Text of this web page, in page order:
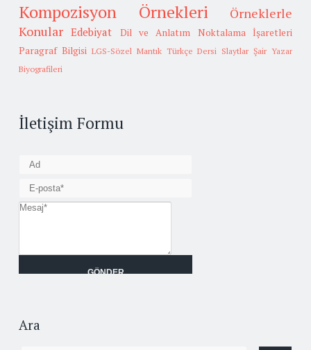
Kompozisyon Örnekleri
Örneklerle
Konular Edebiyat Dil ve Anlatım
Noktalama İşaretleri
Paragraf Bilgisi LGS-Sözel Mantık Türkçe Dersi Slaytlar Şair Yazar
Biyografileri
İletişim Formu
Ara